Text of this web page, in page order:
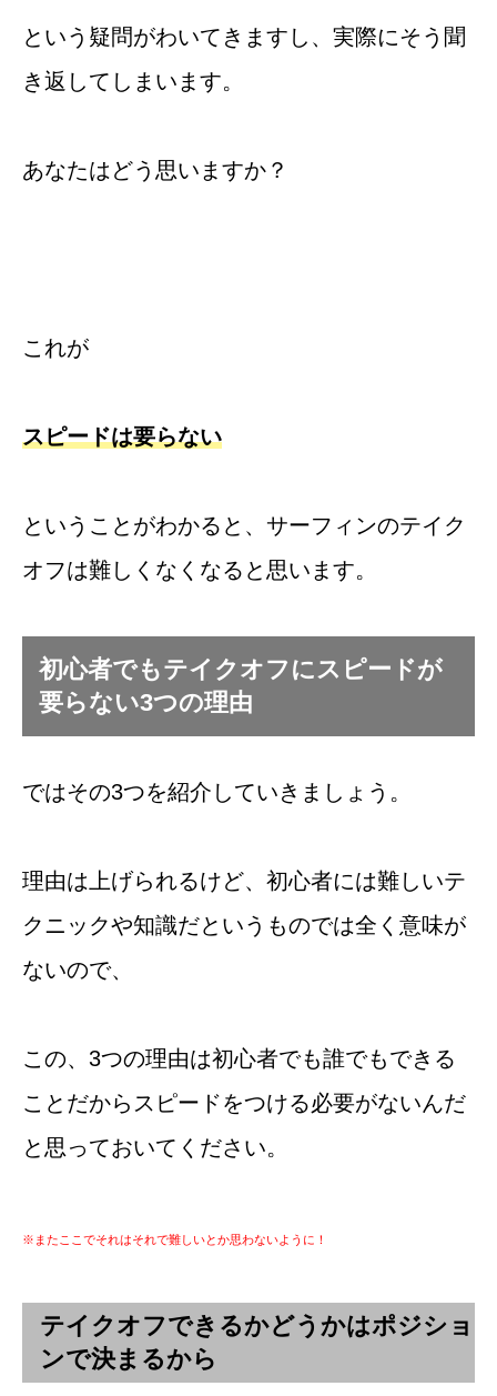
という疑問がわいてきますし、実際にそう聞
き返してしまいます。
あなたはどう思いますか？
これが
スピードは要らない
ということがわかると、サーフィンのテイク
オフは難しくなくなると思います。
初心者でもテイクオフにスピードが
要らない3つの理由
ではその3つを紹介していきましょう。
理由は上げられるけど、初心者には難しいテ
クニックや知識だというものでは全く意味が
ないので、
この、3つの理由は初心者でも誰でもできる
ことだからスピードをつける必要がないんだ
と思っておいてください。
※またここでそれはそれで難しいとか思わないように！
テイクオフできるかどうかはポジショ
ンで決まるから